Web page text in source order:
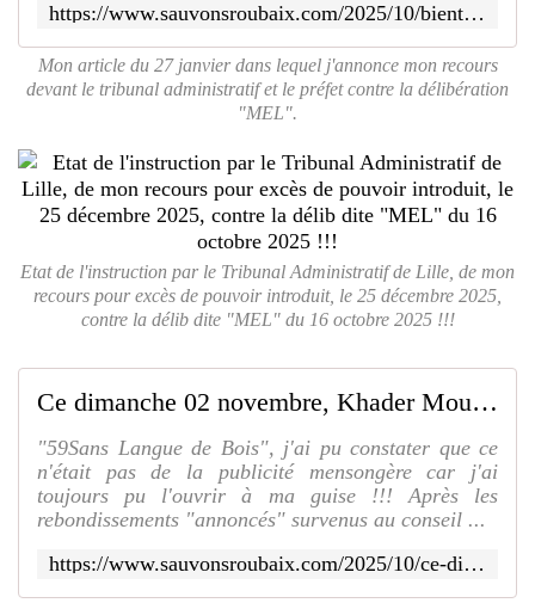
https://www.sauvonsroubaix.com/2025/10/bientot-le-parc-des-sports-ne-battra-t-il-plus-pavillon-roubaignot.roubaisiennes-roubaisiens-mel-ons-nous-de-nos-oignons.html
Mon article du 27 janvier dans lequel j'annonce mon recours
devant le tribunal administratif et le préfet contre la délibération
"MEL".
Etat de l'instruction par le Tribunal Administratif de Lille, de mon
recours pour excès de pouvoir introduit, le 25 décembre 2025,
contre la délib dite "MEL" du 16 octobre 2025 !!!
Ce dimanche 02 novembre, Khader Moulfi sera l'invité de Samir Ouanès, sur Radio Boomerang, pour une émission spéciale Parc des Sports de Roubaix !!! - SAUVONS ROUBAIX
"59Sans Langue de Bois", j'ai pu constater que ce
n'était pas de la publicité mensongère car j'ai
toujours pu l'ouvrir à ma guise !!! Après les
rebondissements "annoncés" survenus au conseil ...
https://www.sauvonsroubaix.com/2025/10/ce-dimanche-02-novembre-khader-moulfi-sera-l-invite-de-samir-ouanes-sur-radio-boomerang-pour-une-emission-speciale-parc-des-sports-de-roubaix.html